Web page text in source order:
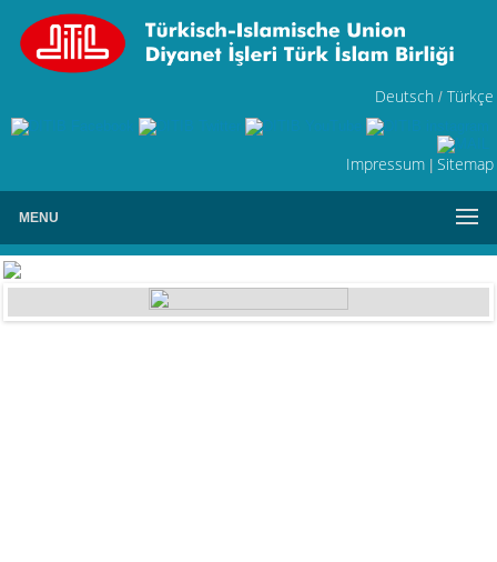
Deutsch / Türkçe
Impressum| Sitemap
MENU